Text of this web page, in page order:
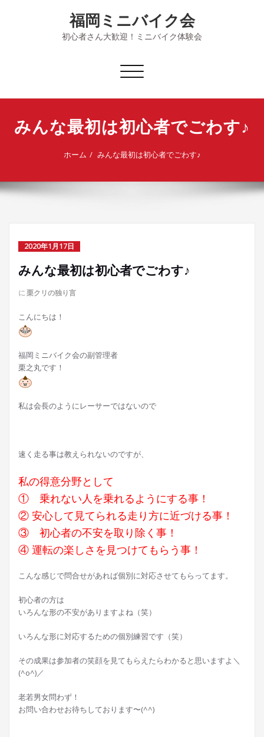
福岡ミニバイク会
初心者さん大歓迎！ミニバイク体験会
ナ
ゲ
シ
ョ
を
みんな最初は初心者でごわす♪
ホーム みんな最初は初心者でごわす♪
2020年1月17日
みんな最初は初心者でごわす♪
に栗クリの独り言
こんにちは！
福岡ミニバイク会の副管理者
栗之丸です！
私は会長のようにレーサーではないので
速く走る事は教えられないのですが、
私の得意分野として
① 乗れない人を乗れるようにする事！
② 安心して見てられる走り方に近づける事！
③ 初心者の不安を取り除く事！
④ 運転の楽しさを見つけてもらう事！
こんな感じで問合せがあれば個別に対応させてもらってます。
初心者の方は
いろんな形の不安がありますよね（笑）
いろんな形に対応するための個別練習です（笑）
その成果は参加者の笑顔を見てもらえたらわかると思いますよ＼
(^o^)／
老若男女問わず！
お問い合わせお待ちしております〜(^^)